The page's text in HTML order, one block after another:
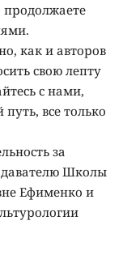
как и авторов
свою лепту
с нами,
все только
за
Школы
Ефименко и